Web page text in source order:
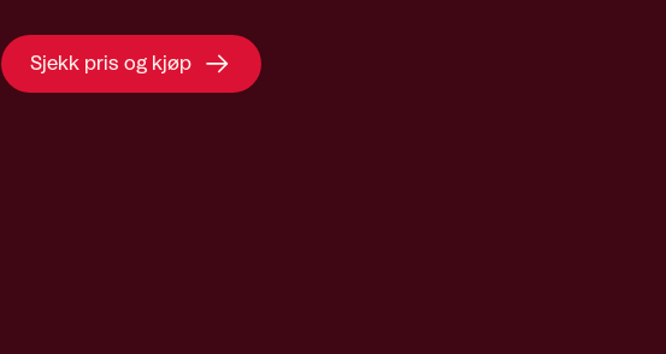
Sjekk pris og kjøp